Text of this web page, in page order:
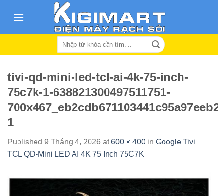
Search
tivi-qd-mini-led-tcl-ai-4k-75-inch-
75c7k-1-638821300497511751-
1
Published 9 Tháng 4, 2026 at600 × 400 in Google Tivi
TCL QD-Mini LED AI 4K 75 Inch 75C7K